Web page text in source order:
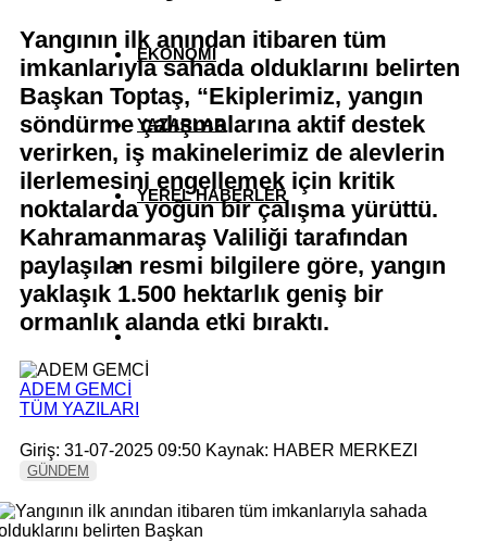
EKONOMİ
YAZARLAR
YEREL HABERLER
Yangının ilk anından itibaren tüm
imkanlarıyla sahada olduklarını belirten
Başkan Toptaş, “Ekiplerimiz, yangın
söndürme çalışmalarına aktif destek
verirken, iş makinelerimiz de alevlerin
ilerlemesini engellemek için kritik
noktalarda yoğun bir çalışma yürüttü.
Kahramanmaraş Valiliği tarafından
paylaşılan resmi bilgilere göre, yangın
yaklaşık 1.500 hektarlık geniş bir
ormanlık alanda etki bıraktı.
ADEM GEMCİ
TÜM YAZILARI
Giriş: 31-07-2025 09:50 Kaynak: HABER MERKEZI
GÜNDEM